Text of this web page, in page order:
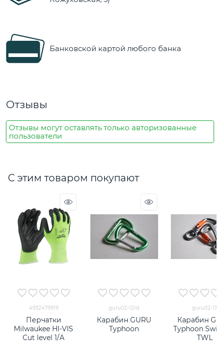
Банковской картой любого банка
Отзывы
Отзывы могут оставлять только авторизованные
пользователи
С этим товаром покупают
4932479919
Перчатки
Milwaukee HI-VIS
Cut level 1/А
guru02-12rd
Карабин GURU
Typhoon
guru02-13
Карабин
Typhoon
TWL